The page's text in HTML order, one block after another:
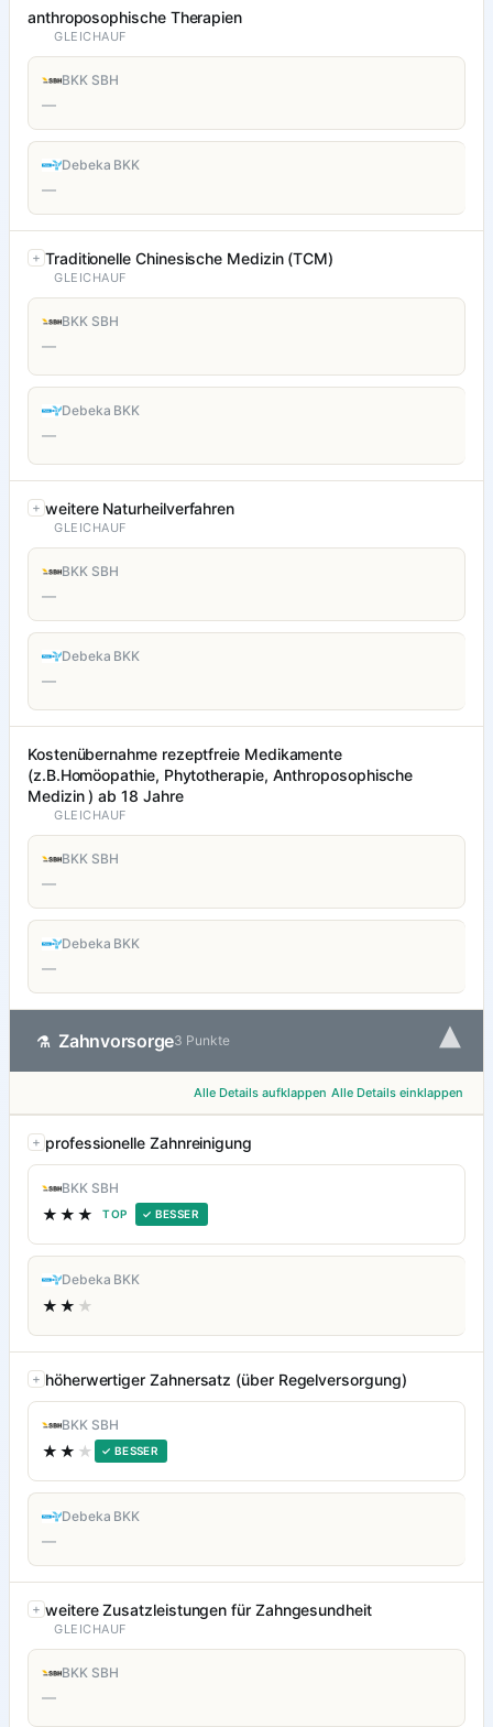
anthroposophische Therapien
GLEICHAUF
BKK SBH
—
Debeka BKK
—
Traditionelle Chinesische Medizin (TCM)
GLEICHAUF
BKK SBH
—
Debeka BKK
—
weitere Naturheilverfahren
GLEICHAUF
BKK SBH
—
Debeka BKK
—
Kostenübernahme rezeptfreie Medikamente
(z.B.Homöopathie, Phytotherapie, Anthroposophische
Medizin ) ab 18 Jahre
GLEICHAUF
BKK SBH
—
Debeka BKK
—
⚗ Zahnvorsorge3 Punkte ▾
Alle Details aufklappen Alle Details einklappen
professionelle Zahnreinigung
BKK SBH
★★★ TOP ✓ BESSER
Debeka BKK
★★ ★
höherwertiger Zahnersatz (über Regelversorgung)
BKK SBH
★★ ★ ✓ BESSER
Debeka BKK
—
weitere Zusatzleistungen für Zahngesundheit
GLEICHAUF
BKK SBH
—